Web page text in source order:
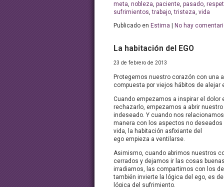
meta, nobleza, paciente, pasado,
sufrimientos,trabajo,tristeza, vida
Publicado en Estima No hay
La habitación del EGO
23 de febrero de 2013
Protegemos nuestro corazón con una
compuesta por viejos hábitos de alejar
Cuando empezamos a inspirar el dolor
rechazarlo, empezamos a abrir
indeseado. Y cuando nos
manera con los aspectos no deseados
vida, la habitación asfixiante del
ego empieza a ventilarse.
Asimismo, cuando abrimos nuestros
cerrados y dejamos ir las cosas
irradiamos, las compartimos con los
también invierte la lógica del ego, es
lógica del sufrimiento.